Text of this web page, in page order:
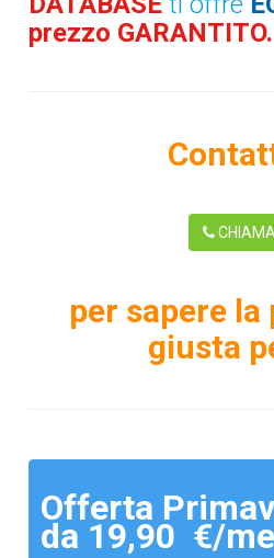
prezzo GARANTITO.
per sapere
giusta
Offerta
da 19,90 €/